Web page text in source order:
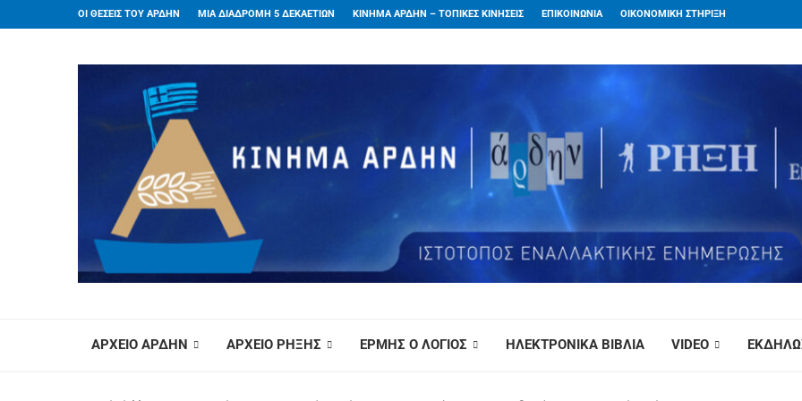
ΟΙ ΘΕΣΕΙΣ ΤΟΥ ΑΡΔΗΝ ΜΙΑ ΔΙΑΔΡΟΜΗ 5 ΔΕΚΑΕΤΙΩΝ ΚΙΝΗΜΑ ΑΡΔΗΝ – ΤΟΠΙΚΕΣ ΚΙΝΗΣΕΙΣ ΕΠΙΚΟΙΝΩΝΙΑ ΟΙΚΟΝΟΜΙΚΗ ΣΤΗΡΙΞΗ
ΑΡΧΕΙΟ ΑΡΔΗΝ ΑΡΧΕΙΟ ΡΗΞΗΣ ΕΡΜΗΣ Ο ΛΟΓΙΟΣ ΗΛΕΚΤΡΟΝΙΚΑ ΒΙΒΛΙΑ VIDEO